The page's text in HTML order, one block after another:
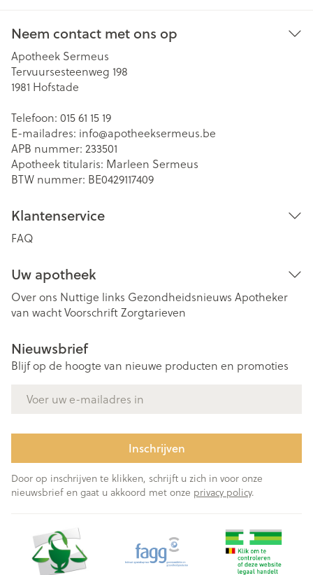
Neem contact met ons op
Apotheek Sermeus
Tervuursesteenweg 198
1981 Hofstade
Telefoon: 015 61 15 19
E-mailadres: info@apotheeksermeus.be
APB nummer: 233501
Apotheek titularis: Marleen Sermeus
BTW nummer: BE0429117409
Klantenservice
FAQ
Uw apotheek
Over ons Nuttige links Gezondheidsnieuws Apotheker
van wachtVoorschriftZorgtarieven
Nieuwsbrief
Blijf op de hoogte van nieuwe producten en promoties
Inschrijven
Door op inschrijven te klikken, schrijft u zich in voor onze
nieuwsbrief en gaat u akkoord met onze privacy policy.